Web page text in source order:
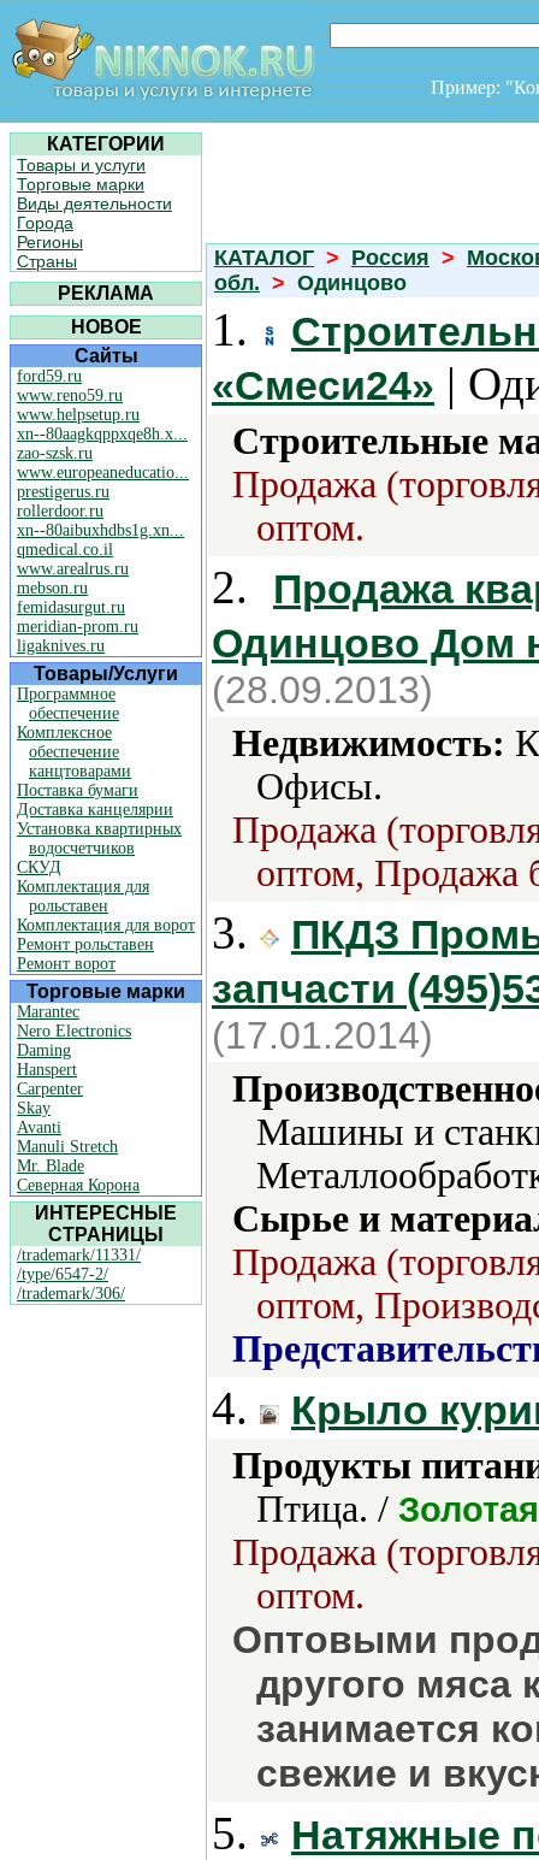
Пример:
КАТЕГОРИИ
Товары и услуги
Торговые марки
Виды деятельности
Города
Регионы
Страны
РЕКЛАМА
НОВОЕ
Сайты
ford59.ru
www.reno59.ru
www.helpsetup.ru
xn--80aagkqppxqe8h.x...
zao-szsk.ru
www.europeaneducatio...
prestigerus.ru
rollerdoor.ru
xn--80aibuxhdbs1g.xn...
qmedical.co.il
www.arealrus.ru
mebson.ru
femidasurgut.ru
meridian-prom.ru
ligaknives.ru
Товары/Услуги
Программное
обеспечение
Комплексное
обеспечение
канцтоварами
Поставка бумаги
Доставка канцелярии
Установка квартирных
водосчетчиков
СКУД
Комплектация для
рольставен
Комплектация для ворот
Ремонт рольставен
Ремонт ворот
Торговые марки
Marantec
Nero Electronics
Daming
Hanspert
Carpenter
Skay
Avanti
Manuli Stretch
Mr. Blade
Северная Корона
ИНТЕРЕСНЫЕ
СТРАНИЦЫ
/trademark/11331/
/type/6547-2/
/trademark/306/
КАТАЛОГ > Россия >
обл. > Одинцово
1.
«Смеси24» |
Строительные
Продажа
оптом.
2.
Продажа
Одинцово Дом
(28.09.2013)
Недвижимость:
Офисы.
Продажа
оптом, Продажа
3.
ПКДЗ
запчасти
(17.01.2014)
Машины и
Сырье и
Продажа
оптом,
4. Крыло
Продукты
Птица. /
Продажа
оптом.
Оптовыми
другого мяса
занимается
свежие и
5.
Натяжные